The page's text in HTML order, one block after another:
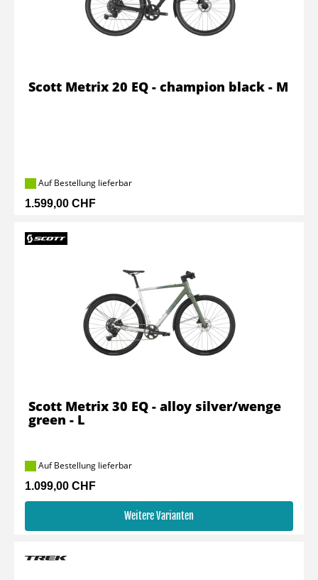
Auf Bestellung lieferbar
1.599,00 CHF
Scott Metrix 20 EQ - champion black - M
Auf Bestellung lieferbar
1.099,00 CHF
Weitere Varianten
Scott Metrix 30 EQ - alloy silver/wenge
green - L